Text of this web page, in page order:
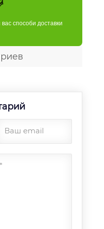
вас способи доставки
Ваш email